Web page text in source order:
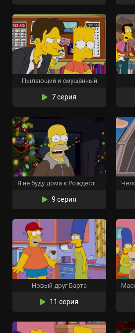
Пылающий и смущённый
7 серия
Я не буду дома к Рождеству
9 серия
Новый друг Барта
11 серия